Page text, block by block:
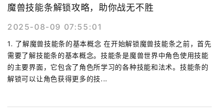
魔兽技能条解锁攻略，助你战无不胜
2025-08-09 07:55:01
1. 了解魔兽技能条的基本概念 在开始解锁魔兽技能条之前，首先
需要了解技能条的基本概念。技能条是魔兽世界中角色使用技能
的主要界面，它包含了角色所学习的各种技能和法术。技能条的
解锁可以让角色获得更多的技...